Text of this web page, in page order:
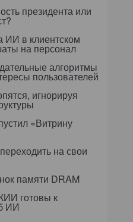
президента или
ИИ в клиентском
на персонал
алгоритмы
пользователей
игнорируя
«Витрину
на свои
памяти DRAM
готовы к
ИИ